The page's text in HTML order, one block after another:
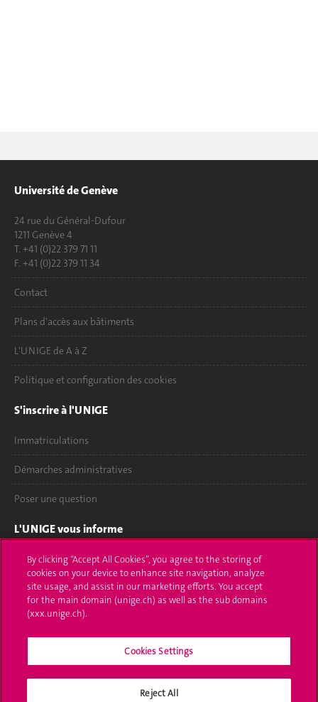
Université de Genève
24 rue du Général-Dufour
1211 Genève 4
T. +41 (0)22 379 71 11
F. +41 (0)22 379 11 34
Contact
Plans d'accès aux bâtiments
L'UNIGE de A à Z
Politique et configuration des cookies
S'inscrire à l'UNIGE
Immatriculations
Démarches administratives
Poser une question
L'UNIGE vous informe
UNIGE Mobile
Médias
Offres d'emploi
Calendrier académique
By clicking “Accept All Cookies”, you agree to the storing of
cookies on your device to enhance site navigation, analyze
site usage, and assist in our marketing efforts. You accept
for the main domain (unige.ch) as well as the sub domains
(xxx.unige.ch).
Cookies Settings
Reject All